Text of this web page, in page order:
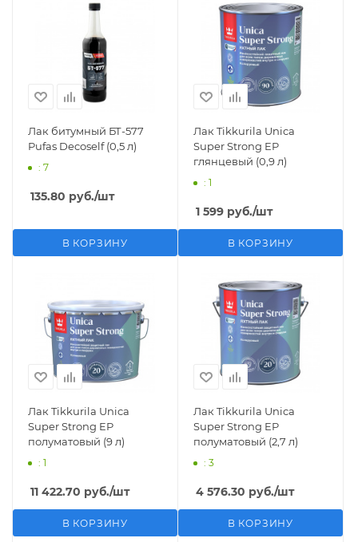
Лак битумный БТ-577
Pufas Decoself (0,5 л)
: 7
135.80 руб./шт
В КОРЗИНУ
Лак Tikkurila Unica
Super Strong EP
глянцевый (0,9 л)
: 1
1 599 руб./шт
В КОРЗИНУ
Лак Tikkurila Unica
Super Strong EP
полуматовый (9 л)
: 1
11 422.70 руб./шт
В КОРЗИНУ
Лак Tikkurila Unica
Super Strong EP
полуматовый (2,7 л)
: 3
4 576.30 руб./шт
В КОРЗИНУ